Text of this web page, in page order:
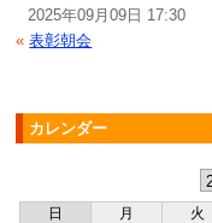
2025年09月09日 17:30
« 表彰朝会
カレンダー
日 月 火